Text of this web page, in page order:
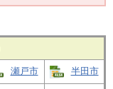
瀬戸市 半田市